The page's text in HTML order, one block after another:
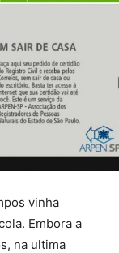
vinha
Embora a
na ultima